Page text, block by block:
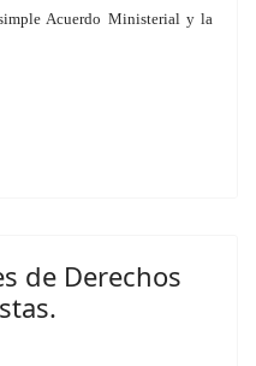
Acuerdo Ministerial y la
de Derechos